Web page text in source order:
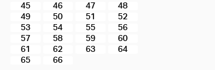
45
46 47
48
49
50 51
52
53
54 55
56
57
58 59
60
61
62 63
64
65
66